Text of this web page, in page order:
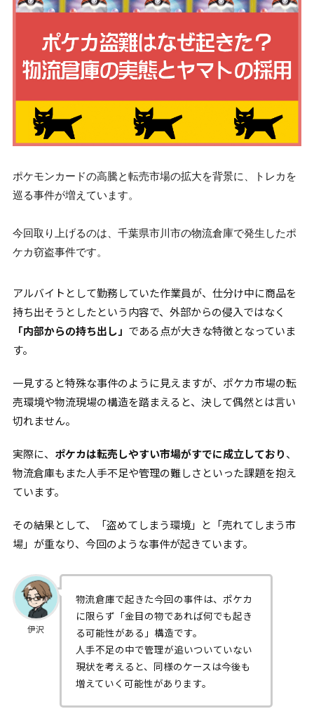
ポケモンカードの高騰と転売市場の拡大を背景に、トレカを
巡る事件が増えています。
今回取り上げるのは、千葉県市川市の物流倉庫で発生したポ
ケカ窃盗事件です。
アルバイトとして勤務していた作業員が、仕分け中に商品を
持ち出そうとしたという内容で、外部からの侵入ではなく
「内部からの持ち出し」 である点が大きな特徴となっていま
す。
一見すると特殊な事件のように見えますが、ポケカ市場の転
売環境や物流現場の構造を踏まえると、決して偶然とは言い
切れません。
実際に、 ポケカは転売しやすい市場がすでに成立しており、
物流倉庫もまた人手不足や管理の難しさといった課題を抱え
ています。
その結果として、「盗めてしまう環境」と「売れてしまう市
場」が重なり、今回のような事件が起きています。
伊沢
物流倉庫で起きた今回の事件は、ポケカ
に限らず「金目の物であれば何でも起き
る可能性がある」構造です。
人手不足の中で管理が追いついていない
現状を考えると、同様のケースは今後も
増えていく可能性があります。